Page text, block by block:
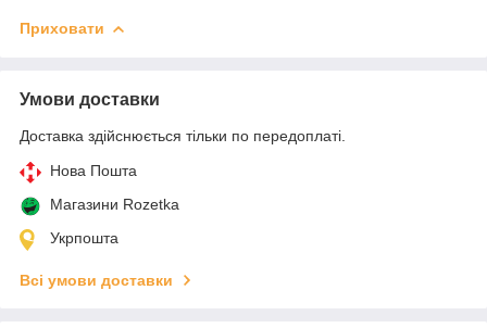
Приховати
Умови доставки
Доставка здійснюється тільки по передоплаті.
Нова Пошта
Магазини Rozetka
Укрпошта
Всі умови доставки